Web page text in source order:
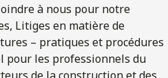
à nous pour notre
Litiges en matière de
– pratiques et procédures
pour les professionnels du